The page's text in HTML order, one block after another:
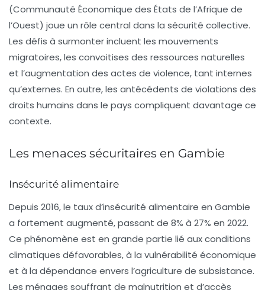
(Communauté Économique des États de l’Afrique de
l’Ouest) joue un rôle central dans la sécurité collective.
Les défis à surmonter incluent les mouvements
migratoires, les convoitises des ressources naturelles
et l’augmentation des actes de violence, tant internes
qu’externes. En outre, les antécédents de violations des
droits humains dans le pays compliquent davantage ce
contexte.
Les menaces sécuritaires en Gambie
Insécurité alimentaire
Depuis 2016, le taux d’insécurité alimentaire en Gambie
a fortement augmenté, passant de 8% à 27% en 2022.
Ce phénomène est en grande partie lié aux conditions
climatiques défavorables, à la vulnérabilité économique
et à la dépendance envers l’agriculture de subsistance.
Les ménages souffrant de malnutrition et d’accès